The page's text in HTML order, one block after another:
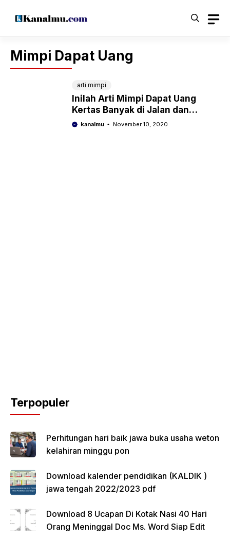
Mimpi Dapat Uang
arti mimpi
Inilah Arti Mimpi Dapat Uang
Kertas Banyak di Jalan dan
Dompet
kanalmu November 10, 2020
Terpopuler
Perhitungan hari baik jawa buka usaha weton
kelahiran minggu pon
Download kalender pendidikan (KALDIK )
jawa tengah 2022/2023 pdf
Download 8 Ucapan Di Kotak Nasi 40 Hari
Orang Meninggal Doc Ms. Word Siap Edit